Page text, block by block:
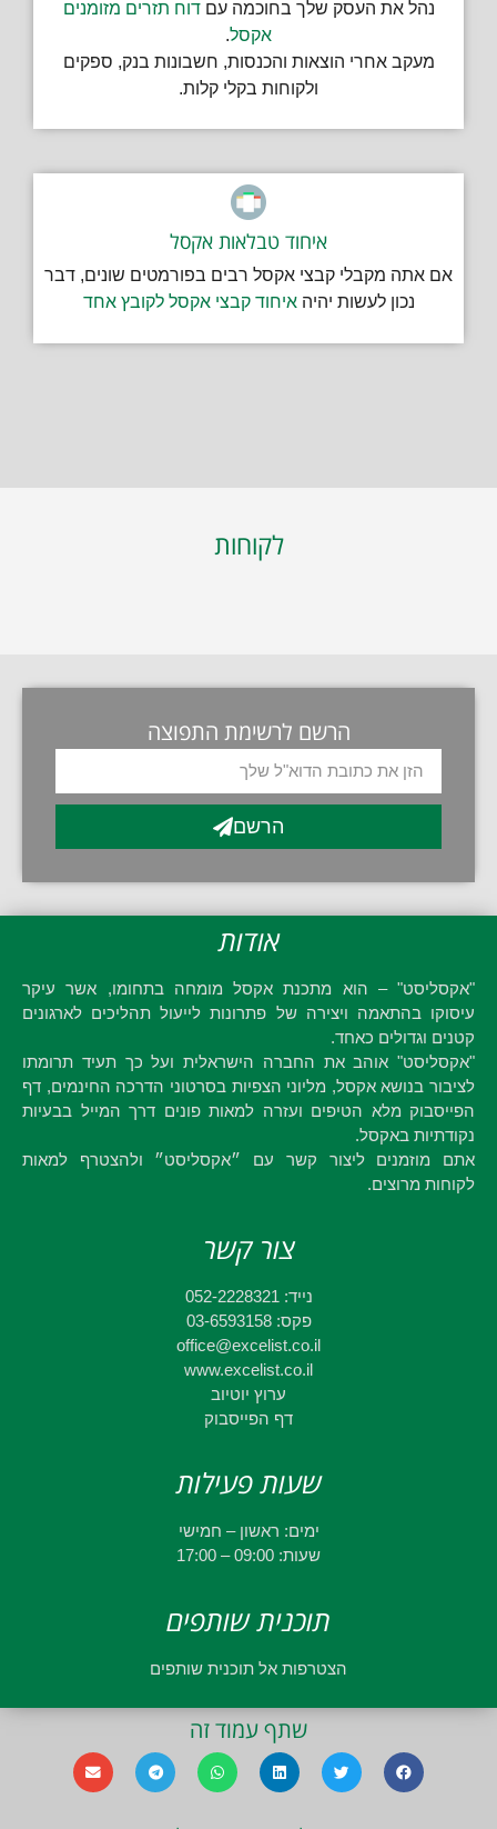
נהל את העסק שלך בחוכמה עםדוח תזרים מזומנים
אקסל.
מעקב אחרי הוצאות והכנסות, חשבונות בנק, ספקים
ולקוחות בקלי קלות.
איחוד טבלאות אקסל
אם אתה מקבלי קבצי אקסל רבים בפורמטים שונים, דבר
נכון לעשות יהיהאיחוד קבצי אקסל לקובץ אחד
לקוחות
הרשם לרשימת התפוצה
הרשם
אודות
"אקסליסט" – הוא מתכנת אקסל מומחה בתחומו, אשר עיקר
עיסוקו בהתאמה ויצירה של פתרונות לייעול תהליכים לארגונים
קטנים וגדולים כאחד.
"אקסליסט" אוהב את החברה הישראלית ועל כך תעיד תרומתו
לציבור בנושא אקסל, מליוני הצפיות בסרטוני הדרכה החינמים, דף
הפייסבוק מלא הטיפים ועזרה למאות פונים דרך המייל בבעיות
נקודתיות באקסל.
אתם מוזמנים ליצור קשר עם ״אקסליסט״ ולהצטרף למאות
לקוחות מרוצים.
צור קשר
נייד: 052-2228321
פקס: 03-6593158
office@excelist.co.il
www.excelist.co.il
ערוץ יוטיוב
דף הפייסבוק
שעות פעילות
ימים: ראשון – חמישי
שעות: 09:00 – 17:00
תוכנית שותפים
הצטרפות אל תוכנית שותפים
שתף עמוד זה